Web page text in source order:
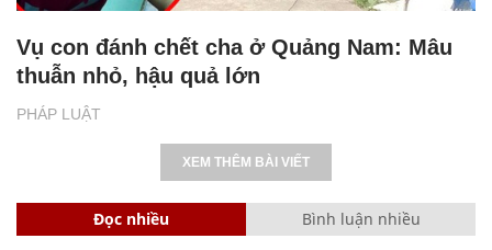
PHÁP LUẬT
Vụ con đánh chết cha ở Quảng Nam: Mâu
thuẫn nhỏ, hậu quả lớn
XEM THÊM BÀI VIẾT
Đọc nhiều Bình luận nhiều